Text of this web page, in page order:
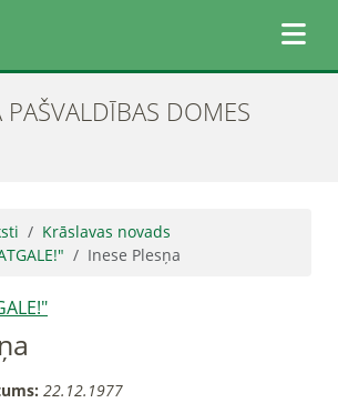
DOMES
Krāslavas novads
Inese Plesņa
22.12.1977